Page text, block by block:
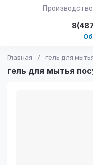
Главная / гель для
гель для мытья